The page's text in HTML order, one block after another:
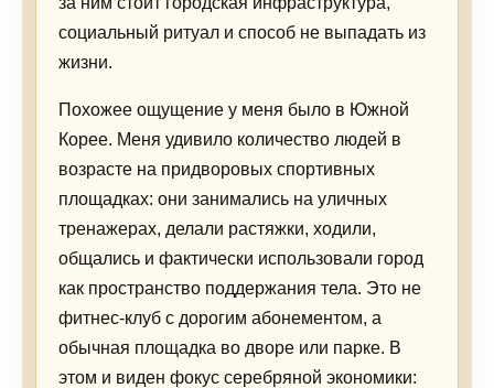
социальный ритуал и способ не выпадать из
жизни.
Похожее ощущение у меня было в Южной
Корее. Меня удивило количество людей в
возрасте на придворовых спортивных
площадках: они занимались на уличных
тренажерах, делали растяжки, ходили,
общались и фактически использовали город
как пространство поддержания тела. Это не
фитнес-клуб с дорогим абонементом, а
обычная площадка во дворе или парке. В
этом и виден фокус серебряной экономики: